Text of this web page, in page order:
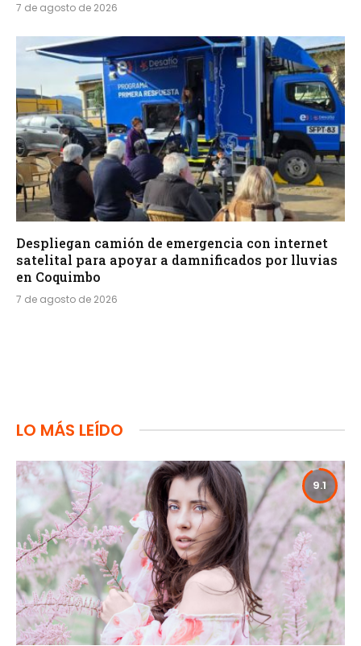
7 de agosto de 2026
Despliegan camión de emergencia con internet
satelital para apoyar a damnificados por lluvias
en Coquimbo
7 de agosto de 2026
LO MÁS LEÍDO
9.1